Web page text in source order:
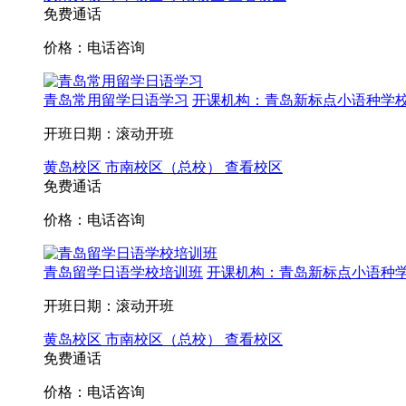
免费通话
价格：电话咨询
青岛常用留学日语学习 开课机构：青岛新标点小语种学
开班日期：滚动开班
黄岛校区 市南校区（总校）
查看校区
免费通话
价格：电话咨询
青岛留学日语学校培训班 开课机构：青岛新标点小语种
开班日期：滚动开班
黄岛校区 市南校区（总校）
查看校区
免费通话
价格：电话咨询